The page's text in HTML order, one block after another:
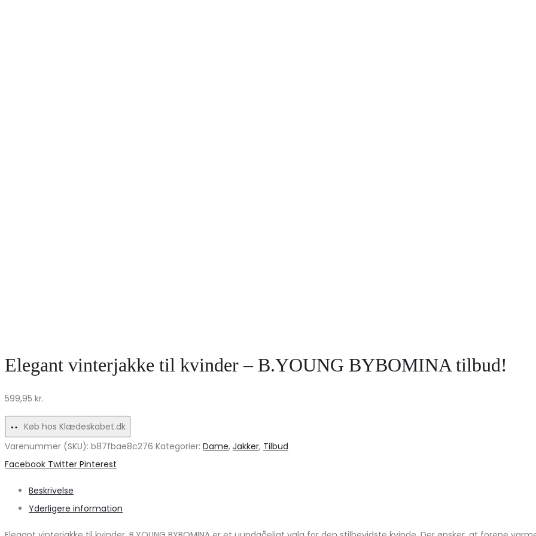
Elegant vinterjakke til kvinder – B.YOUNG BYBOMINA tilbud!
599,95 kr.
Køb hos Klædeskabet.dk
Varenummer (SKU): b87fbae8c276 Kategorier: Dame, Jakker, Tilbud
Share
Facebook Twitter Pinterest
Beskrivelse
Yderligere information